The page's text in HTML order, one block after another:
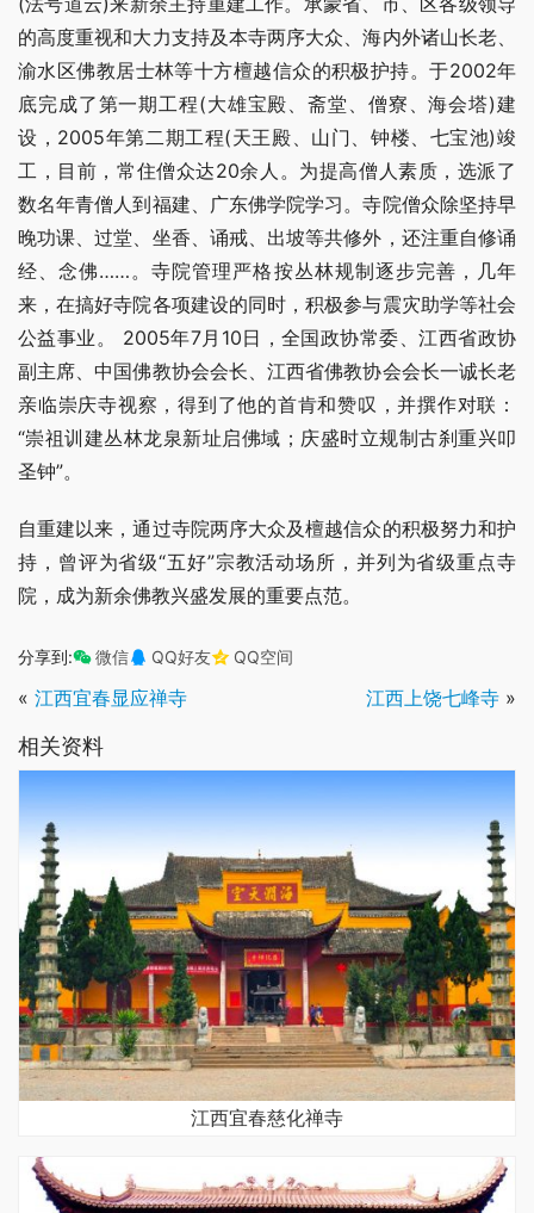
的高度重视和大力支持及本寺两序大众、海内外诸山长老、
渝水区佛教居士林等十方檀越信众的积极护持。于2002年
底完成了第一期工程(大雄宝殿、斋堂、僧寮、海会塔)建
设，2005年第二期工程(天王殿、山门、钟楼、七宝池)竣
工，目前，常住僧众达20余人。为提高僧人素质，选派了
数名年青僧人到福建、广东佛学院学习。寺院僧众除坚持早
晚功课、过堂、坐香、诵戒、出坡等共修外，还注重自修诵
经、念佛……。寺院管理严格按丛林规制逐步完善，几年
来，在搞好寺院各项建设的同时，积极参与震灾助学等社会
公益事业。 2005年7月10日，全国政协常委、江西省政协
副主席、中国佛教协会会长、江西省佛教协会会长一诚长老
亲临崇庆寺视察，得到了他的首肯和赞叹，并撰作对联：
“崇祖训建丛林龙泉新址启佛域；庆盛时立规制古刹重兴叩
圣钟”。
自重建以来，通过寺院两序大众及檀越信众的积极努力和护
持，曾评为省级“五好”宗教活动场所，并列为省级重点寺
院，成为新余佛教兴盛发展的重要点范。
分享到: 微信 QQ好友 QQ空间
« 江西宜春显应禅寺 江西上饶七峰寺 »
相关资料
江西宜春慈化禅寺